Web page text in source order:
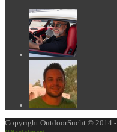
Copyright OutdoorSucht © 2014 -